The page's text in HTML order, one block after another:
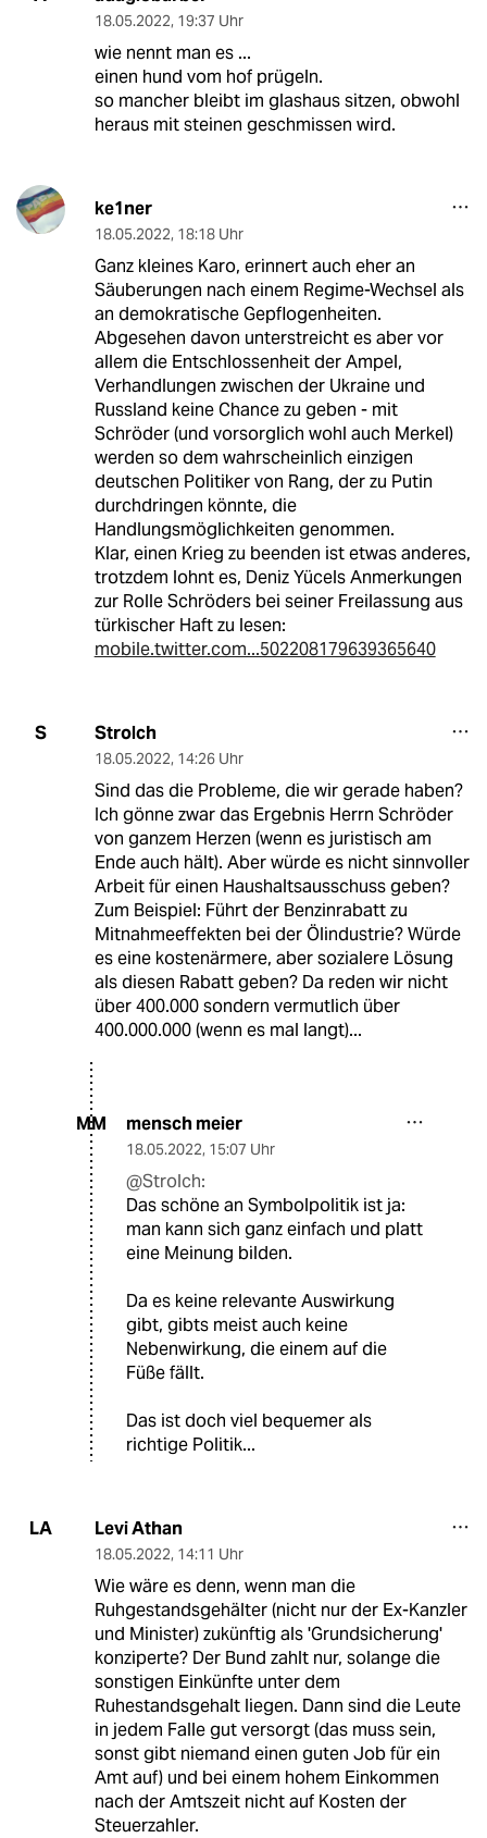
18.05.2022, 19:37 Uhr
wie nennt man es ...
einen hund vom hof prügeln.
so mancher bleibt im glashaus sitzen, obwohl
heraus mit steinen geschmissen wird.
ke1ner
18.05.2022, 18:18 Uhr
Ganz kleines Karo, erinnert auch eher an
Säuberungen nach einem Regime-Wechsel als
an demokratische Gepflogenheiten.
Abgesehen davon unterstreicht es aber vor
allem die Entschlossenheit der Ampel,
Verhandlungen zwischen der Ukraine und
Russland keine Chance zu geben - mit
Schröder (und vorsorglich wohl auch Merkel)
werden so dem wahrscheinlich einzigen
deutschen Politiker von Rang, der zu Putin
durchdringen könnte, die
Handlungsmöglichkeiten genommen.
Klar, einen Krieg zu beenden ist etwas anderes,
trotzdem lohnt es, Deniz Yücels Anmerkungen
zur Rolle Schröders bei seiner Freilassung aus
türkischer Haft zu lesen:
mobile.twitter.com...502208179639365640
S Strolch
18.05.2022, 14:26 Uhr
Sind das die Probleme, die wir gerade haben?
Ich gönne zwar das Ergebnis Herrn Schröder
von ganzem Herzen (wenn es juristisch am
Ende auch hält). Aber würde es nicht sinnvoller
Arbeit für einen Haushaltsausschuss geben?
Zum Beispiel: Führt der Benzinrabatt zu
Mitnahmeeffekten bei der Ölindustrie? Würde
es eine kostenärmere, aber sozialere Lösung
als diesen Rabatt geben? Da reden wir nicht
über 400.000 sondern vermutlich über
400.000.000 (wenn es mal langt)...
MM mensch meier
18.05.2022, 15:07 Uhr
@Strolch:
Das schöne an Symbolpolitik ist ja:
man kann sich ganz einfach und platt
eine Meinung bilden.
Da es keine relevante Auswirkung
gibt, gibts meist auch keine
Nebenwirkung, die einem auf die
Füße fällt.
Das ist doch viel bequemer als
richtige Politik...
LA Levi Athan
18.05.2022, 14:11 Uhr
Wie wäre es denn, wenn man die
Ruhgestandsgehälter (nicht nur der Ex-Kanzler
und Minister) zukünftig als 'Grundsicherung'
konziperte? Der Bund zahlt nur, solange die
sonstigen Einkünfte unter dem
Ruhestandsgehalt liegen. Dann sind die Leute
in jedem Falle gut versorgt (das muss sein,
sonst gibt niemand einen guten Job für ein
Amt auf) und bei einem hohem Einkommen
nach der Amtszeit nicht auf Kosten der
Steuerzahler.